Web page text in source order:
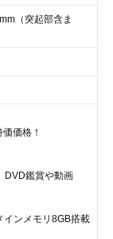
（突起部含ま
価格！
DVD鑑賞や動画
ンメモリ8GB搭載